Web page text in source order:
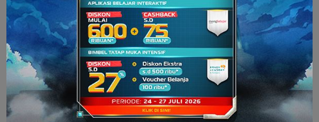
bergerak menuju negeri Syam (wilayah yang kini meliputi
Suriah, Yordania, dan Palestina).
Namun, perjalanan spiritual ini tidaklah mudah. Negeri Syam
saat itu sedang dilanda musim paceklik yang parah, membuat
Ibrahim dan rombongan harus kembali berpindah menuju
Mesir, yang lebih subur dan makmur.